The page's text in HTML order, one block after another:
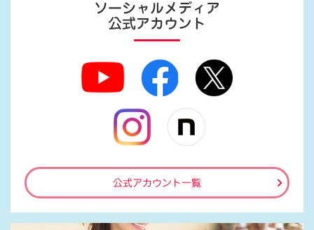
ソーシャルメディア
公式アカウント
公式アカウント一覧